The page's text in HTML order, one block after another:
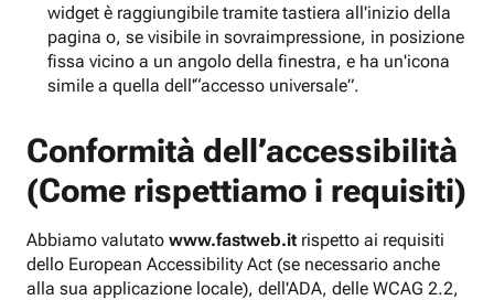
widget è raggiungibile tramite tastiera all'inizio della
pagina o, se visibile in sovraimpressione, in posizione
fissa vicino a un angolo della finestra, e ha un'icona
simile a quella dell'“accesso universale”.
Conformità dell’accessibilità
(Come rispettiamo i requisiti)
Abbiamo valutato www.fastweb.it rispetto ai requisiti
dello European Accessibility Act (se necessario anche
alla sua applicazione locale), dell'ADA, delle WCAG 2.2,